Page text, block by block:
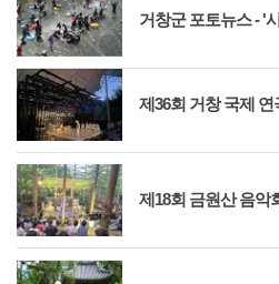
거창군 포토뉴스 - '
제36회 거창 국제 연
제18회 금원산 음악